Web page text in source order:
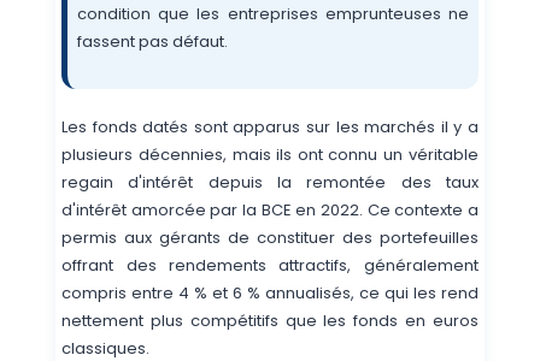
condition que les entreprises emprunteuses ne
fassent pas défaut.
Les fonds datés sont apparus sur les marchés il y a
plusieurs décennies, mais ils ont connu un véritable
regain d'intérêt depuis la remontée des taux
d'intérêt amorcée par la BCE en 2022. Ce contexte a
permis aux gérants de constituer des portefeuilles
offrant des rendements attractifs, généralement
compris entre 4 % et 6 % annualisés, ce qui les rend
nettement plus compétitifs que les fonds en euros
classiques.